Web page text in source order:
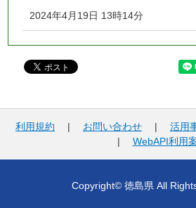
2024年4月19日 13時14分
利用規約 | お問い合わせ | 活用
| WebAPI利用
Copyright© 徳島県 All